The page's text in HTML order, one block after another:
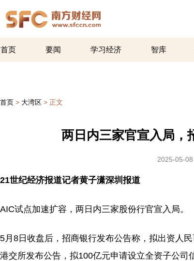
首页 要闻 学习经济 智库
首页 > 大湾区 > 正文
两日内三家官宣入局，
2025-05-
21世纪经济报道记者黄子潇深圳报道
AIC试点加速扩容，两日内三家股份行官宣入局。
5月8日收盘后，招商银行发布公告称，拟出资人
港交所发布公告，拟100亿元申请设立全资子公司